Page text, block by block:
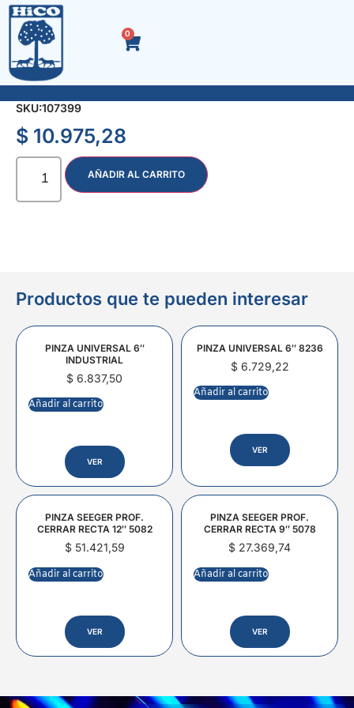
0
SOPLETE C/MANG. Y GATILLO 50 mm. 26909/2
SKU:107399
$ 10.975,28
AÑADIR AL CARRITO
Productos que te pueden interesar
PINZA UNIVERSAL 6″
INDUSTRIAL
$ 6.837,50
Añadir al carrito
VER
PINZA UNIVERSAL 6″ 8236
$6.729,22
Añadir al carrito
VER
PINZA SEEGER PROF.
CERRAR RECTA 12″ 5082
$51.421,59
Añadir al carrito
VER
PINZA SEEGER PROF.
CERRAR RECTA 9″ 5078
$ 27.369,74
Añadir al carrito
VER